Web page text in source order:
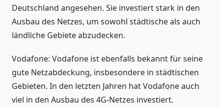
Deutschland angesehen. Sie investiert stark in den
Ausbau des Netzes, um sowohl städtische als auch
ländliche Gebiete abzudecken.
Vodafone: Vodafone ist ebenfalls bekannt für seine
gute Netzabdeckung, insbesondere in städtischen
Gebieten. In den letzten Jahren hat Vodafone auch
viel in den Ausbau des 4G-Netzes investiert.